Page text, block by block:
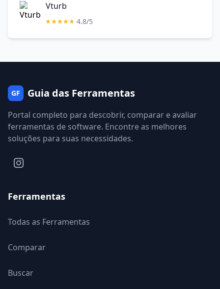
Vturb
4.8/5
GF Guia das Ferramentas
Portal completo para descobrir, comparar e avaliar
ferramentas de software. Encontre as melhores
soluções para suas necessidades.
Ferramentas
Todas as Ferramentas
Comparar
Buscar